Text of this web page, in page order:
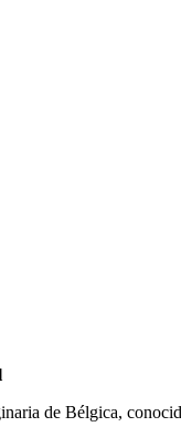
de Bélgica,